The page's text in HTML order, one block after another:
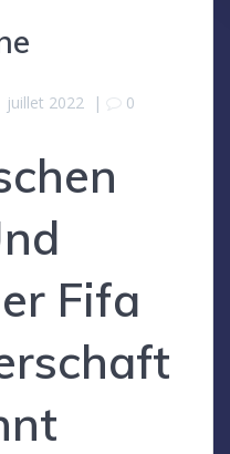
juillet 2022 | 0
Fifa